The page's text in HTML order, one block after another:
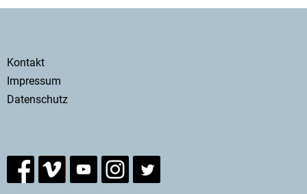
Secondary
menu
Kontakt
Impressum
Datenschutz